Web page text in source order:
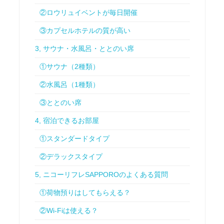
②ロウリュイベントが毎日開催
③カプセルホテルの質が高い
3, サウナ・水風呂・ととのい席
①サウナ（2種類）
②水風呂（1種類）
③ととのい席
4, 宿泊できるお部屋
①スタンダードタイプ
②デラックスタイプ
5, ニコーリフレSAPPOROのよくある質問
①荷物預りはしてもらえる？
②Wi-Fiは使える？